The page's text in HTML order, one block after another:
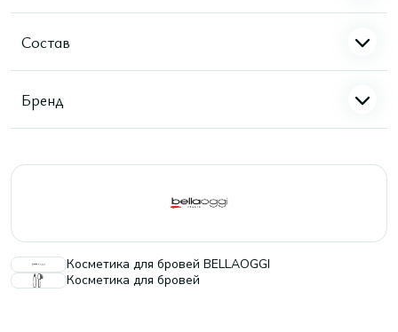
Состав
Бренд
Косметика для бровей BELLAOGGI
Косметика для бровей